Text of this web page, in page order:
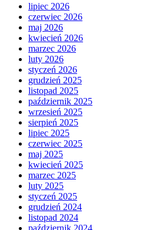
lipiec 2026
czerwiec 2026
maj 2026
kwiecień 2026
marzec 2026
luty 2026
styczeń 2026
grudzień 2025
listopad 2025
październik 2025
wrzesień 2025
sierpień 2025
lipiec 2025
czerwiec 2025
maj 2025
kwiecień 2025
marzec 2025
luty 2025
styczeń 2025
grudzień 2024
listopad 2024
październik 2024